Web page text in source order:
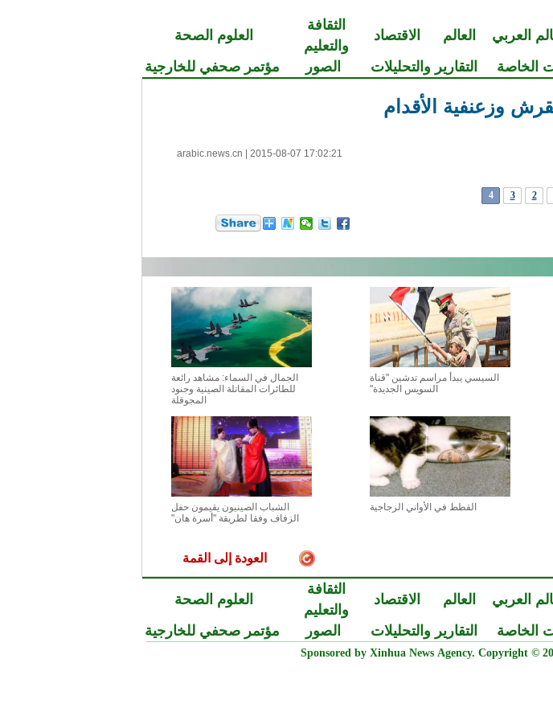
العربي العالم الاقتصاد
الثقافة
والتعليم
العلوم الصحة
الخاصة التقارير والتحليلات الصور مؤتمر صحفي للخارجية
وزعنفية الأقدام
arabic.news.cn 2015-08-07 17:02:21
2
3
4
السيسي يبدأ مراسم تدشين "قناة
السويس الجديدة"
الجمال في السماء: مشاهد رائعة
للطائرات المقاتلة الصينية وجنود
المجوقلة
القطط في الأواني الزجاجية
الشباب الصينيون يقيمون حفل
الزفاف وفقا لطريقة "أسرة هان"
العودة إلى القمة
العربي العالم الاقتصاد
الثقافة
والتعليم
العلوم الصحة
الخاصة التقارير والتحليلات الصور مؤتمر صحفي للخارجية
Sponsored by Xinhua News Agency. Copyright ©